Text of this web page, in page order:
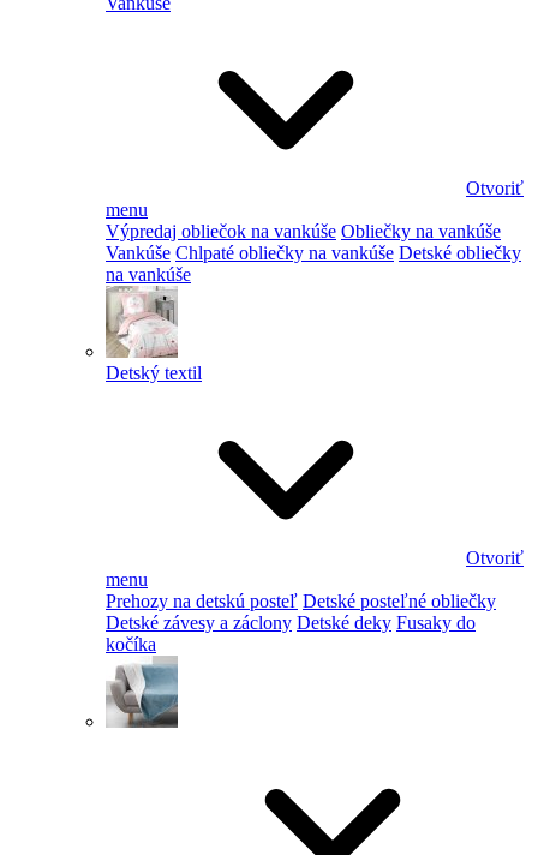
Otvoriť
menu
Výpredaj obliečok na vankúše Obliečky na vankúše
Vankúše Chlpaté obliečky na vankúše Detské obliečky
na vankúše
Detský textil
Otvoriť
menu
Prehozy na detskú posteľ Detské posteľné obliečky
Detské závesy a záclony Detské deky Fusaky do
kočíka